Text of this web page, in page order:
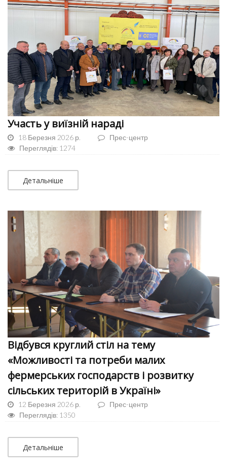
Участь у виїзній нараді
18 Березня 2026 р.
Прес-центр
Переглядів: 1274
Детальніше
Відбувся круглий стіл на тему
«Можливості та потреби малих
фермерських господарств і розвитку
сільських територій в Україні»
12 Березня 2026 р.
Прес-центр
Переглядів: 1350
Детальніше